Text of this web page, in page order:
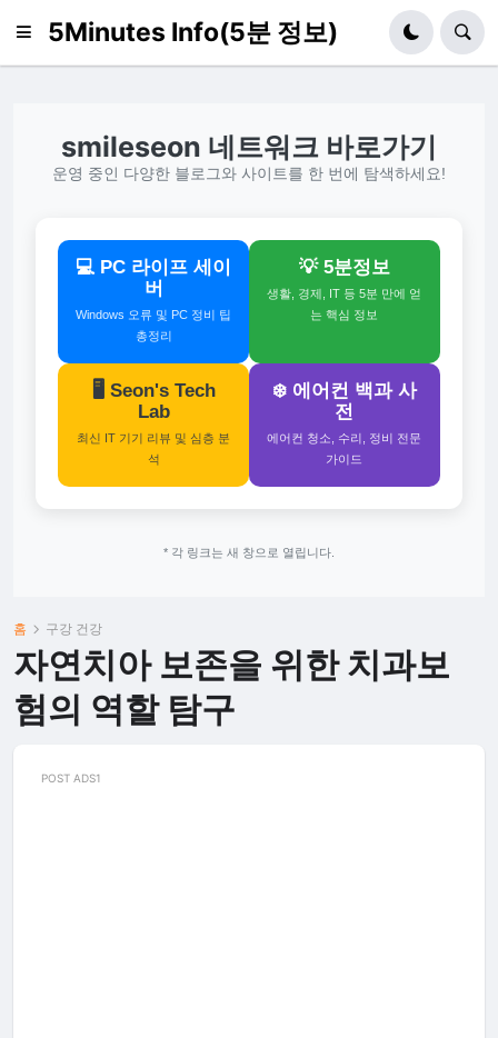
5Minutes Info(5분 정보)
smileseon 네트워크 바로가기
운영 중인 다양한 블로그와 사이트를 한 번에 탐색하세요!
💻 PC 라이프 세이
버
Windows 오류 및 PC 정비 팁
총정리
💡 5분정보
생활, 경제, IT 등 5분 만에 얻
는 핵심 정보
🖥️ Seon's Tech
Lab
최신 IT 기기 리뷰 및 심층 분
석
❄️ 에어컨 백과 사
전
에어컨 청소, 수리, 정비 전문
가이드
* 각 링크는 새 창으로 열립니다.
홈 구강 건강
자연치아 보존을 위한 치과보
험의 역할 탐구
POST ADS1